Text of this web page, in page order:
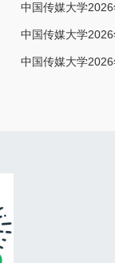
中国传媒大学
中国传媒大学
中国传媒大学